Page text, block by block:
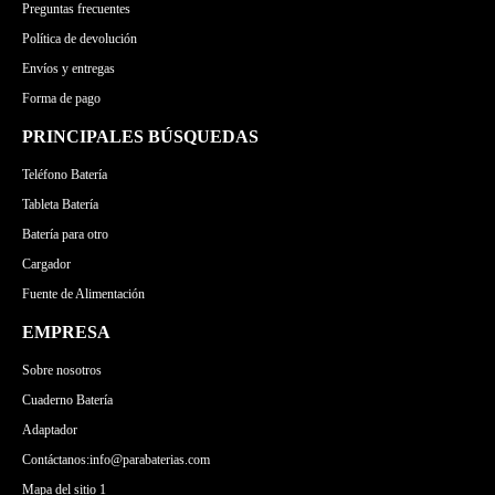
Preguntas frecuentes
Política de devolución
Envíos y entregas
Forma de pago
PRINCIPALES BÚSQUEDAS
Teléfono Batería
Tableta Batería
Batería para otro
Cargador
Fuente de Alimentación
EMPRESA
Sobre nosotros
Cuaderno Batería
Adaptador
Contáctanos:info@parabaterias.com
Mapa del sitio 1